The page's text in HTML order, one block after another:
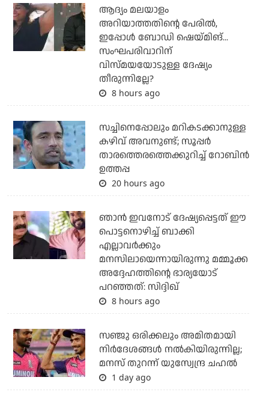
ആദ്യം മലയാളം
അറിയാത്തതിന്റെ പേരില്‍,
ഇപ്പോള്‍ ബോഡി ഷെയ്മിങ്...
സംഘപരിവാറിന്
വിസ്മയയോടുള്ള ദേഷ്യം
തീരുന്നില്ലേ?
8 hours ago
സച്ചിനെപ്പോലും മറികടക്കാനുള്ള
കഴിവ് അവനുണ്ട്; സൂപ്പര്‍
താരത്തെരത്തെക്കുറിച്ച് റോബിന്‍
ഉത്തപ്പ
20 hours ago
ഞാന്‍ ഇവനോട് ദേഷ്യപ്പെട്ടത് ഈ
പൊട്ടനൊഴിച്ച് ബാക്കി
എല്ലാവര്‍ക്കും
മനസിലായെന്നായിരുന്നു മമ്മൂക്ക
അദ്ദേഹത്തിന്റെ ഭാര്യയോട്
പറഞ്ഞത്: സിദ്ദിഖ്
8 hours ago
സഞ്ജു ഒരിക്കലും അമിതമായി
നിര്‍ദേശങ്ങള്‍ നല്‍കിയിരുന്നില്ല;
മനസ് തുറന്ന് യുസ്വേന്ദ്ര ചഹല്‍
1 day ago